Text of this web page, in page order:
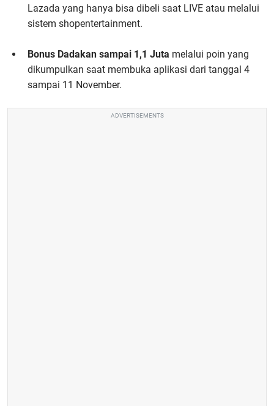
Lazada yang hanya bisa dibeli saat LIVE atau melalui
sistem shopentertainment.
Bonus Dadakan sampai 1,1 Juta melalui poin yang
dikumpulkan saat membuka aplikasi dari tanggal 4
sampai 11 November.
ADVERTISEMENTS